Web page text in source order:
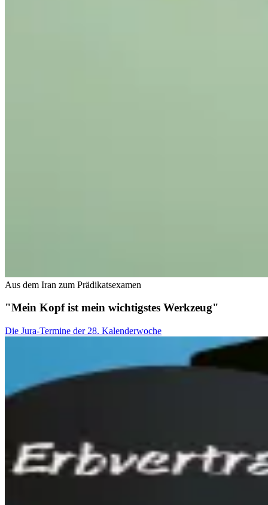
Aus dem Iran zum Prädikatsexamen
"Mein Kopf ist mein wichtigstes Werkzeug"
Die Jura-Termine der 28. Kalenderwoche